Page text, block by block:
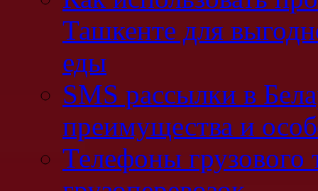
Ташкенте для
еды
SMS рассылки в
преимущества и
Телефоны грузового